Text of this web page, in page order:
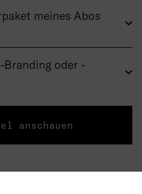
meines Abos
Branding oder -
anschauen